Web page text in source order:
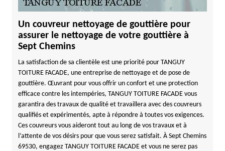
Un couvreur nettoyage de gouttière pour
assurer le nettoyage de votre gouttière à
Sept Chemins
La satisfaction de sa clientèle est une priorité pour TANGUY
TOITURE FACADE, une entreprise de nettoyage et de pose de
gouttière. Œuvrant pour vous offrir un confort et une protection
efficace contre les intempéries, TANGUY TOITURE FACADE vous
garantira des travaux de qualité et travaillera avec des couvreurs
qualifiés et expérimentés, apte à répondre à toutes vos exigences.
Ces couvreurs vous aideront tout au long de vos travaux et à
l’attente de vos désirs pour que vous serez satisfait. À Sept Chemins
69530, engagez TANGUY TOITURE FACADE et vous ne serez pas